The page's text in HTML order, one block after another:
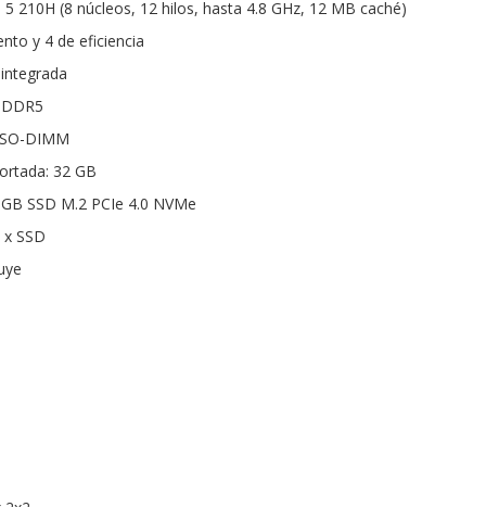
210H (8 núcleos, 12 hilos, hasta 4.8 GHz, 12 MB caché)
y 4 de eficiencia
DIMM
32 GB
SSD M.2 PCIe 4.0 NVMe
SSD